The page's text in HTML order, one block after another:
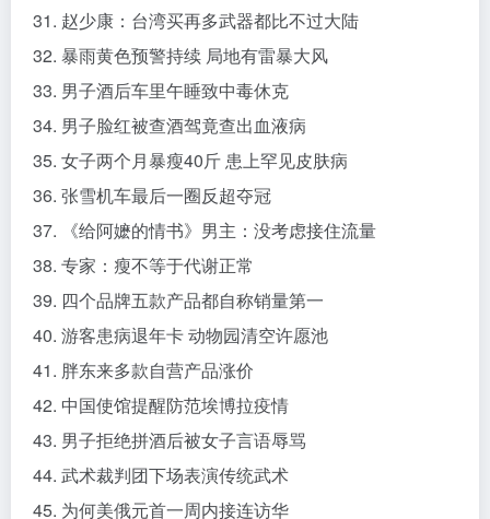
31. 赵少康：台湾买再多武器都比不过大陆
32. 暴雨黄色预警持续 局地有雷暴大风
33. 男子酒后车里午睡致中毒休克
34. 男子脸红被查酒驾竟查出血液病
35. 女子两个月暴瘦40斤 患上罕见皮肤病
36. 张雪机车最后一圈反超夺冠
37. 《给阿嬷的情书》男主：没考虑接住流量
38. 专家：瘦不等于代谢正常
39. 四个品牌五款产品都自称销量第一
40. 游客患病退年卡 动物园清空许愿池
41. 胖东来多款自营产品涨价
42. 中国使馆提醒防范埃博拉疫情
43. 男子拒绝拼酒后被女子言语辱骂
44. 武术裁判团下场表演传统武术
45. 为何美俄元首一周内接连访华